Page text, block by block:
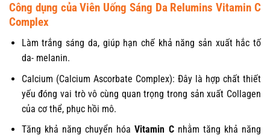
Công dụng củaViên Uống Sáng Da Relumins Vitamin C
Complex
Làm trắng sáng da, giúp hạn chế khả năng sản xuất hắc tố
da- melanin.
Calcium (Calcium Ascorbate Complex): Đây là hợp chất thiết
yếu đóng vai trò vô cùng quan trọng trong sản xuất Collagen
của cơ thể, phục hồi mô.
Tăng khả năng chuyển hóaVitamin Cnhằm tăng khả năng